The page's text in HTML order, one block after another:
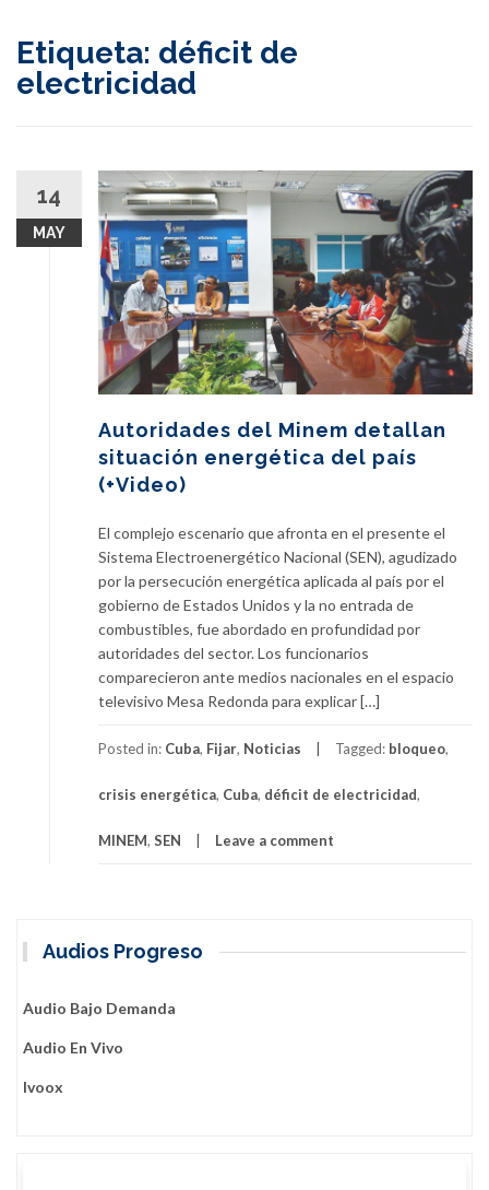
Etiqueta: déficit de
electricidad
14
MAY
Autoridades del Minem detallan
situación energética del país
(+Video)
El complejo escenario que afronta en el presente el
Sistema Electroenergético Nacional (SEN), agudizado
por la persecución energética aplicada al país por el
gobierno de Estados Unidos y la no entrada de
combustibles, fue abordado en profundidad por
autoridades del sector. Los funcionarios
comparecieron ante medios nacionales en el espacio
televisivo Mesa Redonda para explicar […]
Posted in: Cuba, Fijar, Noticias Tagged: bloqueo,
crisis energética, Cuba, déficit de electricidad,
MINEM, SEN Leave a comment
Audios Progreso
Audio Bajo Demanda
Audio En Vivo
Ivoox